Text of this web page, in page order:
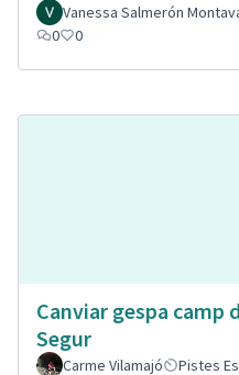
Vanessa Salmerón
0
0
Canviar gespa camp
Segur
Carme Vilamajó Pistes